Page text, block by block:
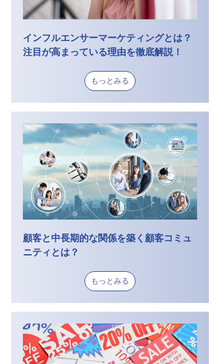
インフルエンサーマーケティングとは？
注目が高まっている理由を徹底解説！
もっとみる
顧客と中長期的な関係を築く顧客コミュ
ニティとは？
もっとみる